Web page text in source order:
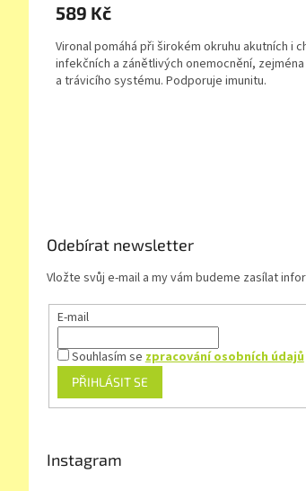
589 Kč
Vironal pomáhá při širokém okruhu akutních i
infekčních a zánětlivých onemocnění,
a trávicího systému. Podporuje imunitu.
Odebírat newsletter
Vložte svůj e-mail a my vám budeme zasílat
E-mail
Souhlasím se zpracování osobních údajů
PŘIHLÁSIT SE
Instagram